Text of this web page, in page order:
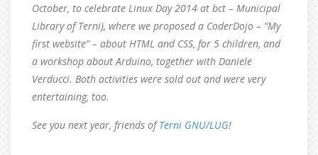
October, to celebrate Linux Day 2014 at bct – Municipal
Library of Terni), where we proposed a CoderDojo – “My
first website” – about HTML and CSS, for 5 children, and
a workshop about Arduino, together with Daniele
Verducci. Both activities were sold out and were very
entertaining, too.
See you next year, friends ofTerni GNU/LUG!